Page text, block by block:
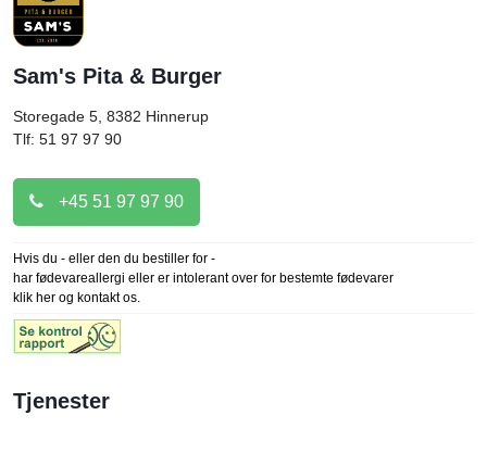
Sam's Pita & Burger
Storegade 5, 8382 Hinnerup
Tlf: 51 97 97 90
+45 51 97 97 90
Hvis du - eller den du bestiller for -
har fødevareallergi eller er intolerant over for bestemte fødevarer
klik her og kontakt os.
Tjenester